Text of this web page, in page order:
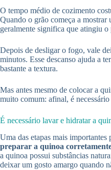
O tempo médio de cozimento
Quando o grão começa a mostrar
geralmente significa que atingiu o
Depois de desligar o fogo, vale
minutos. Esse descanso ajuda a
bastante a textura.
Mas antes mesmo de colocar a
muito comum: afinal, é
É necessário lavar e hidratar a
Uma das etapas mais importantes
preparar a quinoa
a quinoa possui substâncias
deixar um gosto amargo quando